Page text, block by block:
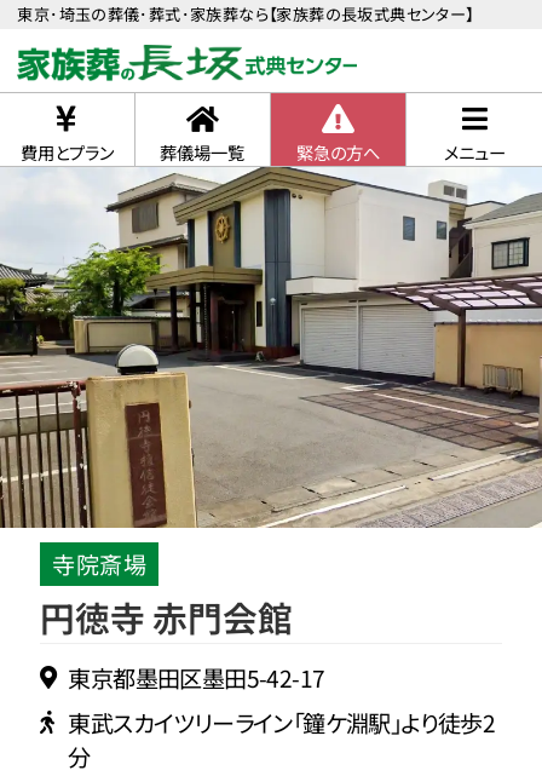
東京･埼玉の葬儀･葬式･家族葬なら【家族葬の長坂式典センター】
費用とプラン 葬儀場一覧 緊急の方へ メニュー
寺院斎場
円徳寺 赤門会館
東京都墨田区墨田5-42-17
東武スカイツリーライン「鐘ケ淵駅」より徒歩2
分